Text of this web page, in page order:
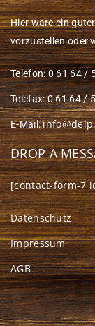
Hier wäre ein
vorzustellen oder
Telefon: 0 61 64 /
Telefax: 0 61 64 /
E-Mail:
DROP A
[contact-form-7
Datenschutz
Impressum
AGB